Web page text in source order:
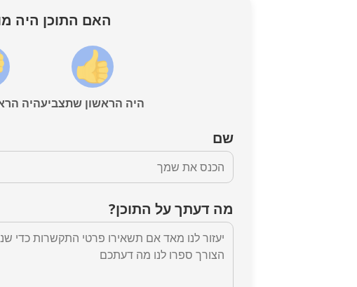
האם התוכן היה
היה הראשון שתצביעהיה
שם
מה דעתך על התוכן?